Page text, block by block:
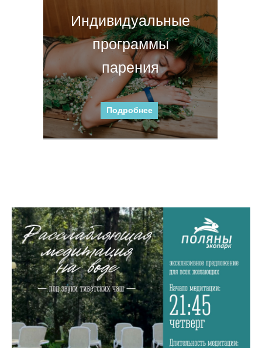
Подробнее
Индивидуальные
программы
парения